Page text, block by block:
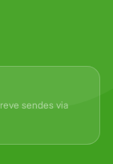
sendes via